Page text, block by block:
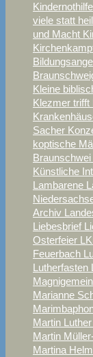
Kindernothilfe
viele statt
und Macht
Kleine
Klezmer trifft
Sacher
koptische
Braunschwei
Künstliche
Lambarene
Archiv
Liebesbrief
Osterfeier
Feuerbach
Lutherfasten
Marianne
Martin Luther
Martin
Martina